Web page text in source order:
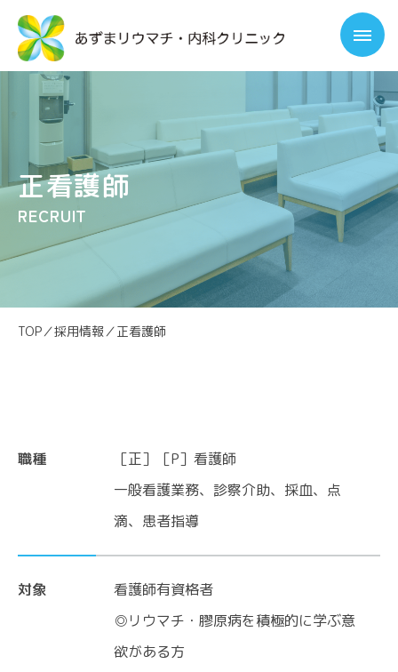
正看護師
RECRUIT
TOP／採用情報／正看護師
職種
［正］［P］看護師
一般看護業務、診察介助、採血、点
滴、患者指導
対象
看護師有資格者
◎リウマチ・膠原病を積極的に学ぶ意
欲がある方